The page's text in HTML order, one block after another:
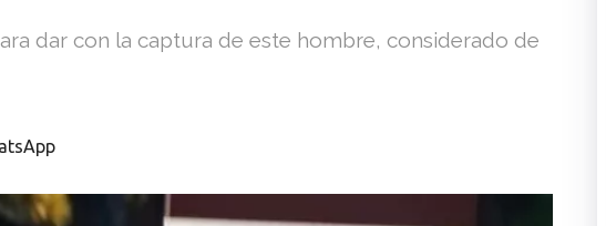
dar con la captura de este hombre, considerado de